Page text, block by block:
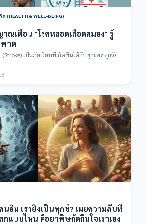
& WELL-BEING)
ณเตือน "โรคหลอดเลือดสมอง" รู้
าต
(Stroke) เป็นภัยเงียบที่เกิดขึ้นได้กับทุกเพศทุกวัย
อื่น เรายิ่งเป็นทุกข์? เผยความลับที่
กแบบไหน คือยาพิษกัดกินใจเราเอง